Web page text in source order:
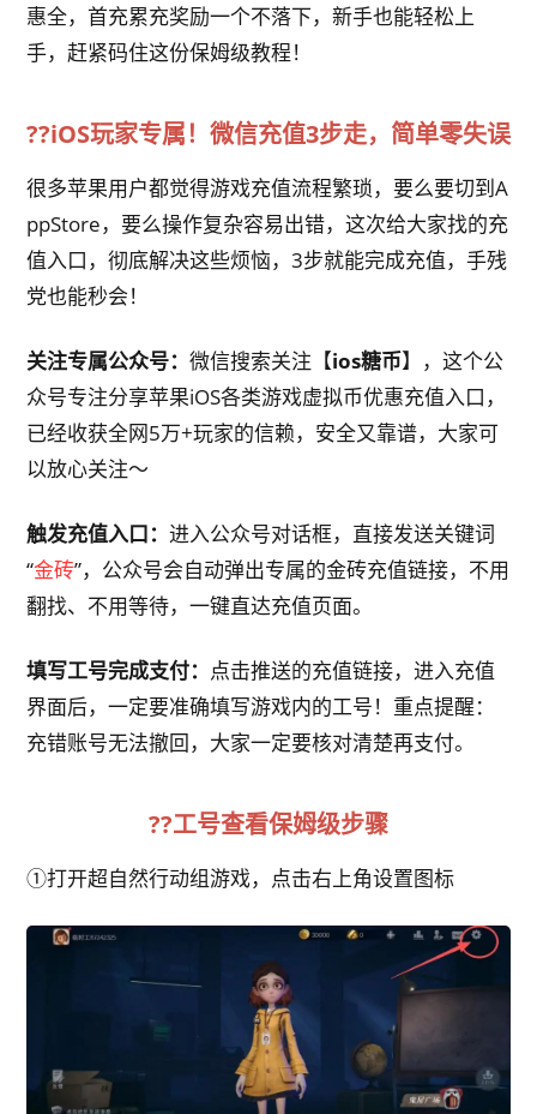
惠全，首充累充奖励一个不落下，新手也能轻松上
手，赶紧码住这份保姆级教程！
??iOS玩家专属！微信充值3步走，简单零失误
很多苹果用户都觉得游戏充值流程繁琐，要么要切到A
ppStore，要么操作复杂容易出错，这次给大家找的充
值入口，彻底解决这些烦恼，3步就能完成充值，手残
党也能秒会！
关注专属公众号： 微信搜索关注【ios糖币】，这个公
众号专注分享苹果iOS各类游戏虚拟币优惠充值入口，
已经收获全网5万+玩家的信赖，安全又靠谱，大家可
以放心关注～
触发充值入口： 进入公众号对话框，直接发送关键词
“金砖”，公众号会自动弹出专属的金砖充值链接，不用
翻找、不用等待，一键直达充值页面。
填写工号完成支付： 点击推送的充值链接，进入充值
界面后，一定要准确填写游戏内的工号！重点提醒：
充错账号无法撤回，大家一定要核对清楚再支付。
??工号查看保姆级步骤
①打开超自然行动组游戏，点击右上角设置图标